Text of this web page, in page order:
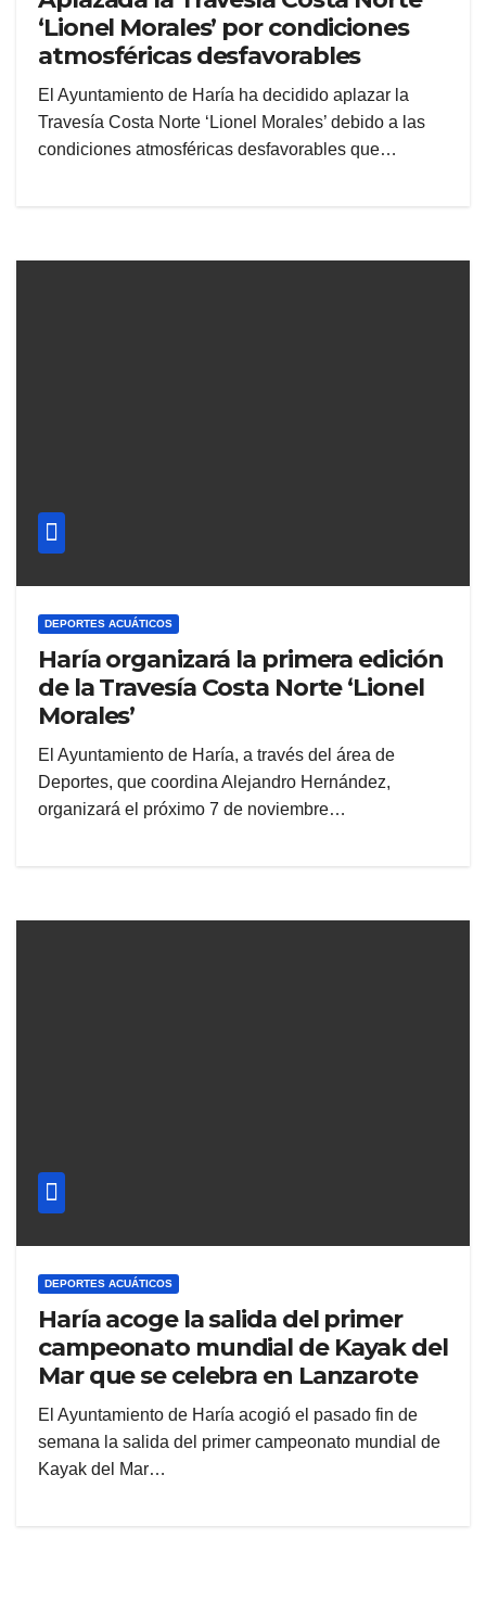
‘Lionel Morales’ por condiciones
atmosféricas desfavorables
El Ayuntamiento de Haría ha decidido aplazar la
Travesía Costa Norte ‘Lionel Morales’ debido a las
condiciones atmosféricas desfavorables que…
DEPORTES ACUÁTICOS
Haría organizará la primera edición
de la Travesía Costa Norte ‘Lionel
Morales’
El Ayuntamiento de Haría, a través del área de
Deportes, que coordina Alejandro Hernández,
organizará el próximo 7 de noviembre…
DEPORTES ACUÁTICOS
Haría acoge la salida del primer
campeonato mundial de Kayak del
Mar que se celebra en Lanzarote
El Ayuntamiento de Haría acogió el pasado fin de
semana la salida del primer campeonato mundial de
Kayak del Mar…